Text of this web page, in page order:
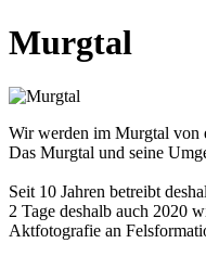
Murgtal
Wir werden im Murgtal von
Das Murgtal und seine
Seit 10 Jahren betreibt
2 Tage deshalb auch 2020
Aktfotografie an